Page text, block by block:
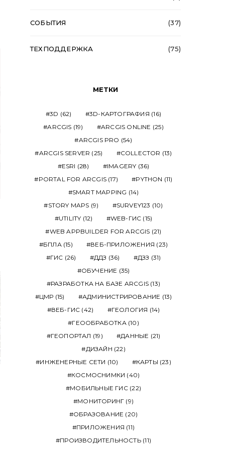
ИСКУССТВЕННЫЙ ИНТЕЛЛЕКТ
изображений в ArcGIS с
помощью LLM
18.05.2026 АВТОР: V.RAGULIN
СОБЫТИЯ (37)
ТЕХПОДДЕРЖКА (75)
МЕТКИ
3D (62) 3D-КАРТОГРАФИЯ (16)
ARCGIS (19) ARCGIS ONLINE (25)
ARCGIS PRO (54)
ARCGIS SERVER (25) COLLECTOR (13)
ESRI (28) IMAGERY (36)
PORTAL FOR ARCGIS (17) PYTHON (11)
SMART MAPPING (14)
STORY MAPS (9) SURVEY123 (10)
UTILITY (12) WEB-ГИС (15)
WEB APPBUILDER FOR ARCGIS (21)
БПЛА(15) ВЕБ-ПРИЛОЖЕНИЯ (23)
ГИС (26) ДДЗ (36) ДЗЗ (31)
ОБУЧЕНИЕ (35)
РАЗРАБОТКА НА БАЗЕ ARCGIS (13)
ЦМР (15) АДМИНИСТРИРОВАНИЕ (13)
ВЕБ-ГИС (42) ГЕОЛОГИЯ (14)
ГЕООБРАБОТКА(10)
ГЕОПОРТАЛ (19) ДАННЫЕ (21)
ДИЗАЙН (22)
ИНЖЕНЕРНЫЕ СЕТИ (10) КАРТЫ (23)
КОСМОСНИМКИ (40)
МОБИЛЬНЫЕ ГИС(22)
МОНИТОРИНГ (9)
ОБРАЗОВАНИЕ (20)
ПРИЛОЖЕНИЯ (11)
ПРОИЗВОДИТЕЛЬНОСТЬ(11)